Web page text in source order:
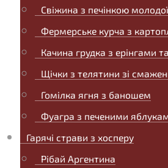
Свіжина з печінкою
Фермерське курча з
Качина грудка з ерінгами
Щічки з телятини зі
Гомілка ягня з баношем
Фуагра з печеними
Гарячі страви з хосперу
Рібай Аргентина